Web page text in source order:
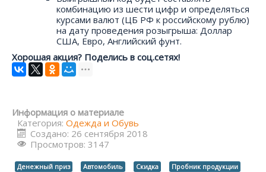
комбинацию из шести цифр и определяться
курсами валют (ЦБ РФ к российскому рублю)
на дату проведения розыгрыша: Доллар
США, Евро, Английский фунт.
Хорошая акция? Поделись в соц.сетях!
Информация о материале
Категория: Одежда и Обувь
Создано: 26 сентября 2018
Просмотров: 3147
Денежный приз Автомобиль Скидка
Пробник продукции